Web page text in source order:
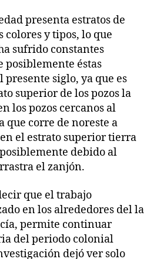
presenta estratos de
y tipos, lo que
sufrido constantes
posiblemente éstas
siglo, ya que es
superior de los pozos la
los pozos cercanos al
que corre de noreste a
el estrato superior tierra
debido al
el zanjón.
que el trabajo
en los alrededores del la
permite continuar
del periodo colonial
dejó ver solo